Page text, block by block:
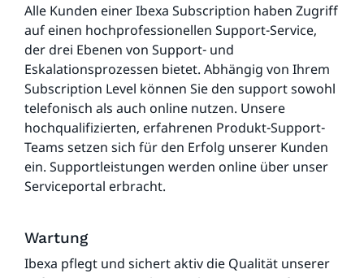
Alle Kunden einer Ibexa Subscription haben Zugriff
auf einen hochprofessionellen Support-Service,
der drei Ebenen von Support- und
Eskalationsprozessen bietet. Abhängig von Ihrem
Subscription Level können Sie den support sowohl
telefonisch als auch online nutzen. Unsere
hochqualifizierten, erfahrenen Produkt-Support-
Teams setzen sich für den Erfolg unserer Kunden
ein. Supportleistungen werden online über unser
Serviceportal erbracht.
Wartung
Ibexa pflegt und sichert aktiv die Qualität unserer